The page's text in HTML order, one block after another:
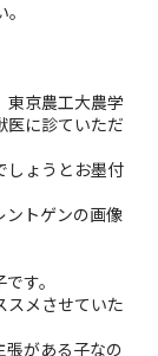
東京農工大農学
医に診ていただ
しょうとお墨付
ントゲンの画像
す。
スメさせていた
張がある子なの